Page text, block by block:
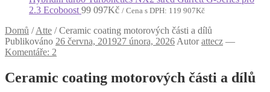
2.3 Ecoboost 99 097Kč / Cena s DPH: 119 907Kč
Domů /Atte /Ceramic coating motorových části a dílů
Publikováno 26 června, 201927 února, 2026 Autorattecz —
Komentáře: 2
Ceramic coating motorových části a dílů